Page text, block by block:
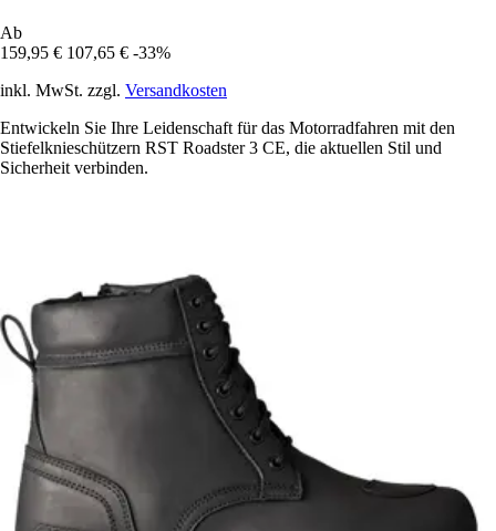
Ab
159,95 € 107,65 € -33%
inkl. MwSt. zzgl. Versandkosten
Entwickeln Sie Ihre Leidenschaft für das Motorradfahren mit den
Stiefelknieschützern RST Roadster 3 CE, die aktuellen Stil und
Sicherheit verbinden.